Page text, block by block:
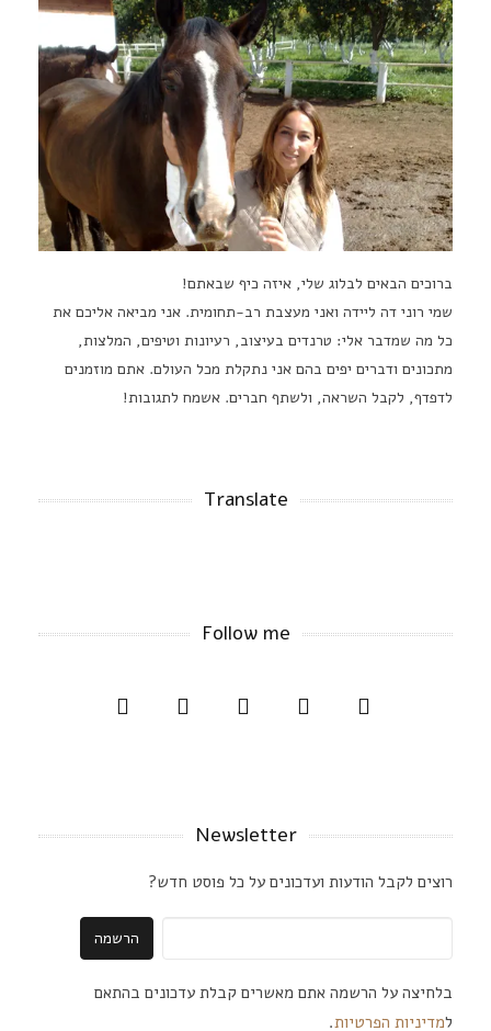
ברוכים הבאים לבלוג שלי, איזה כיף שבאתם!
שמי רוני דה ליידה ואני מעצבת רב-תחומית. אני מביאה אליכם את
כל מה שמדבר אלי: טרנדים בעיצוב, רעיונות וטיפים, המלצות,
מתכונים ודברים יפים בהם אני נתקלת מכל העולם. אתם מוזמנים
לדפדף, לקבל השראה, ולשתף חברים. אשמח לתגובות!
Translate
Follow me
Newsletter
רוצים לקבל הודעות ועדכונים על כל פוסט חדש?
בלחיצה על הרשמה אתם מאשרים קבלת עדכונים בהתאם
למדיניות הפרטיות.